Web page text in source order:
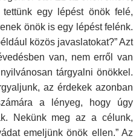
egy lépést önök felé,
önök is egy lépést felénk.
közös javaslatokat?” Azt
van, nem erről van
tárgyalni önökkel.
az érdekek azonban
a lényeg, hogy úgy
Nekünk meg az a célunk,
emeljünk önök ellen.” Az